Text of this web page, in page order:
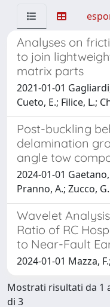
Analyses on
to join
matrix parts
2021-01-01
Cueto, E.; Filice, L.;
Post-buckling
delamination
angle tow
2024-01-01
Pranno, A.; Zucco, G.
Wavelet
Ratio of RC
to Near-Fault
2024-01-01 Mazza,
Mostrati risultati da 1
di 3